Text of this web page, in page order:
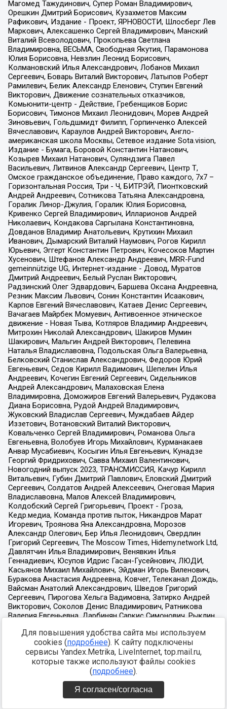
Для повышения удобства сайта мы используем
cookies (подробнее). К сайту подключены
сервисы Yandex.Metrika, LiveInternet, top.mail.ru,
которые также используют файлы cookies
(подробнее).
Я согласен/согласна